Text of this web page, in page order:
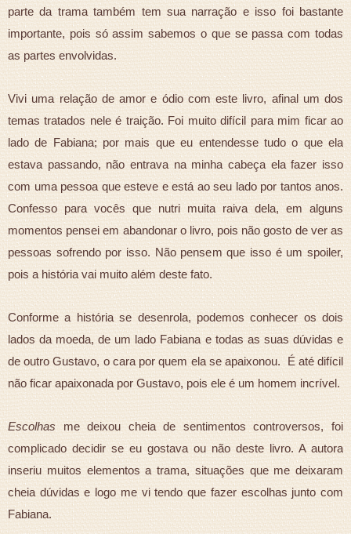
parte da trama também tem sua narração e isso foi bastante
importante, pois só assim sabemos o que se passa com todas
as partes envolvidas.
Vivi uma relação de amor e ódio com este livro, afinal um dos
temas tratados nele é traição. Foi muito difícil para mim ficar ao
lado de Fabiana; por mais que eu entendesse tudo o que ela
estava passando, não entrava na minha cabeça ela fazer isso
com uma pessoa que esteve e está ao seu lado por tantos anos.
Confesso para vocês que nutri muita raiva dela, em alguns
momentos pensei em abandonar o livro, pois não gosto de ver as
pessoas sofrendo por isso. Não pensem que isso é um spoiler,
pois a história vai muito além deste fato.
Conforme a história se desenrola, podemos conhecer os dois
lados da moeda, de um lado Fabiana e todas as suas dúvidas e
de outro Gustavo, o cara por quem ela se apaixonou. É até difícil
não ficar apaixonada por Gustavo, pois ele é um homem incrível.
Escolhasme deixou cheia de sentimentos controversos, foi
complicado decidir se eu gostava ou não deste livro. A autora
inseriu muitos elementos a trama, situações que me deixaram
cheia dúvidas e logo me vi tendo que fazer escolhas junto com
Fabiana.